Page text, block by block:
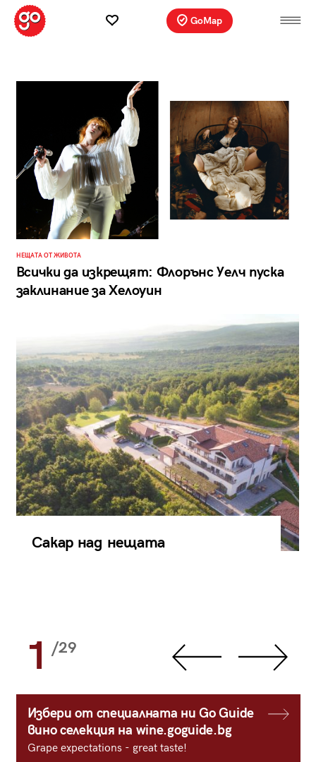
GoMap
НЕЩАТА ОТ ЖИВОТА
Всички да изкрещят: Флорънс Уелч пуска
заклинание за Хелоуин
Сакар над нещата
1 /29
Избери от специалната ни Go Guide
вино селекция на wine.goguide.bg
Grape expectations - great taste!